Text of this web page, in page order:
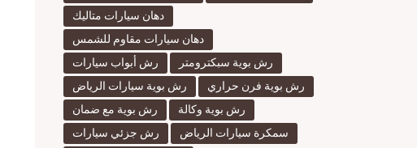
دهان سيارات متاليك
دهان سيارات مقاوم للشمس
رش أبواب سيارات
رش بوية سبكترومتر
رش بوية سيارات الرياض
رش بوية فرن حراري
رش بوية مع ضمان
رش بوية وكالة
رش جزئي سيارات
سمكرة سيارات الرياض